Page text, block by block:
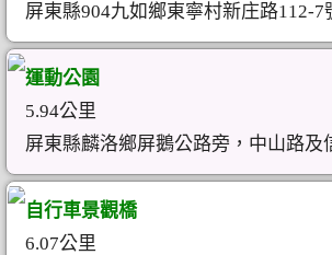
屏東縣904九如鄉東寧村新庄路112-7
運動公園
5.94公里
屏東縣麟洛鄉屏鵝公路旁，中山路及
自行車景觀橋
6.07公里